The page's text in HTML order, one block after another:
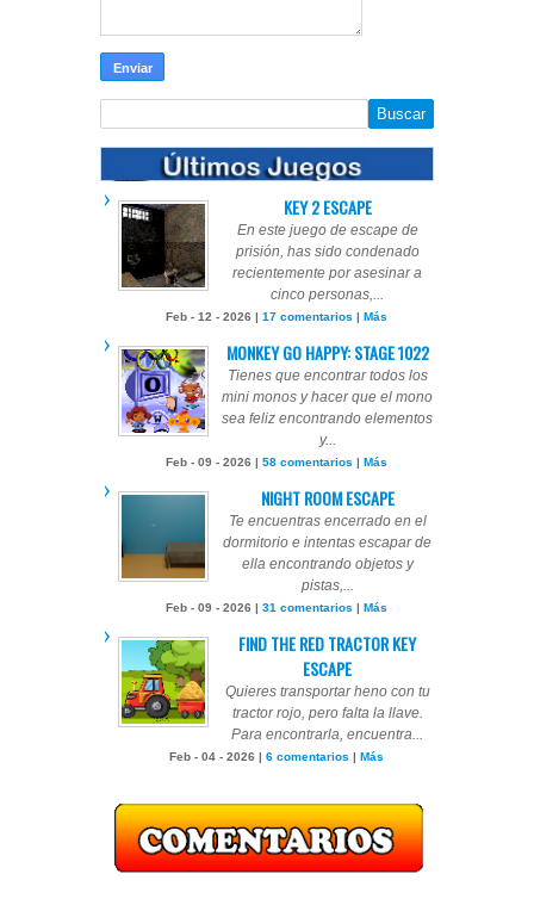
KEY 2 ESCAPE
En este juego de escape de
prisión, has sido condenado
recientemente por asesinar a
cinco personas,...
Feb - 12 - 2026 | 17 comentarios | Más
MONKEY GO HAPPY: STAGE 1022
Tienes que encontrar todos los
mini monos y hacer que el mono
sea feliz encontrando elementos
y...
Feb - 09 - 2026 | 58 comentarios | Más
NIGHT ROOM ESCAPE
Te encuentras encerrado en el
dormitorio e intentas escapar de
ella encontrando objetos y
pistas,...
Feb - 09 - 2026 | 31 comentarios | Más
FIND THE RED TRACTOR KEY
ESCAPE
Quieres transportar heno con tu
tractor rojo, pero falta la llave.
Para encontrarla, encuentra...
Feb - 04 - 2026 | 6 comentarios | Más